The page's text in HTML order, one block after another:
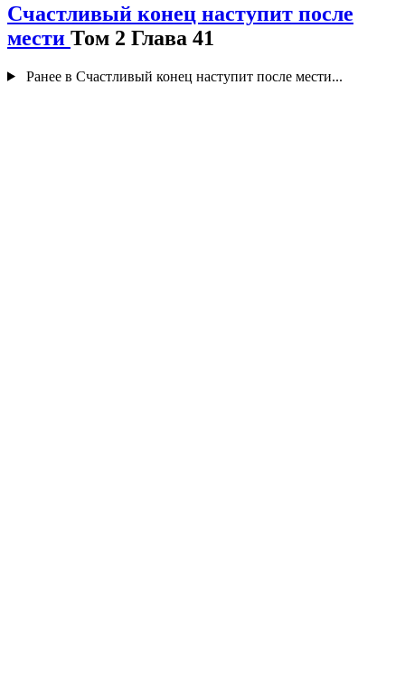
Счастливый конец наступит после
мести Том 2 Глава 41
Ранее в Счастливый конец наступит после мести...